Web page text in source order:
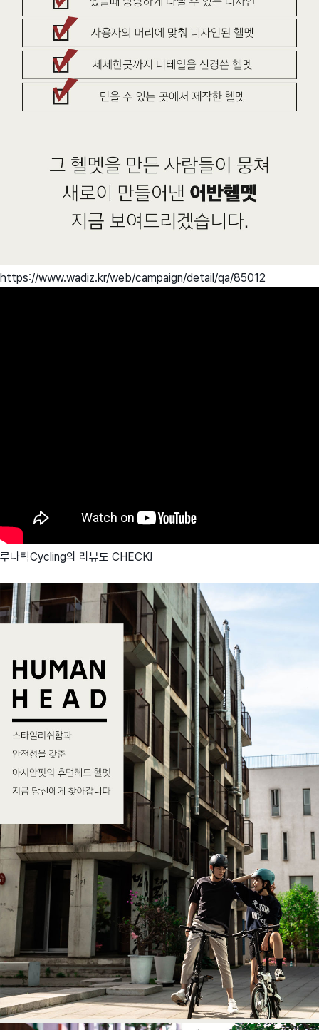
https://www.wadiz.kr/web/campaign/detail/qa/85012
루나틱Cycling의 리뷰도 CHECK!